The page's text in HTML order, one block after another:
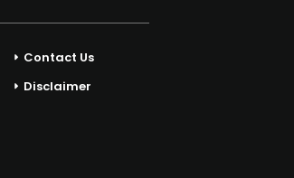
Contact Us
Disclaimer